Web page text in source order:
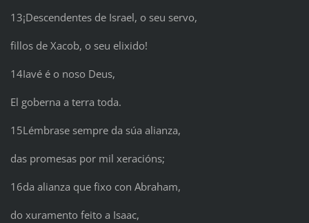
13¡Descendentes de Israel, o seu servo,
fillos de Xacob, o seu elixido!
14Iavé é o noso Deus,
El goberna a terra toda.
15Lémbrase sempre da súa alianza,
das promesas por mil xeracións;
16da alianza que fixo con Abraham,
do xuramento feito a Isaac,